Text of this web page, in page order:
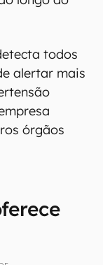
todos
alertar mais
órgãos